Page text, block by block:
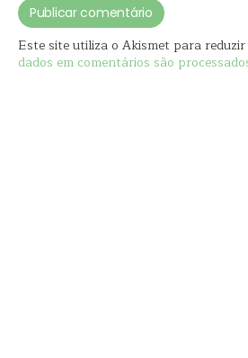
Este site utiliza o Akismet para reduzir
dados em comentários são